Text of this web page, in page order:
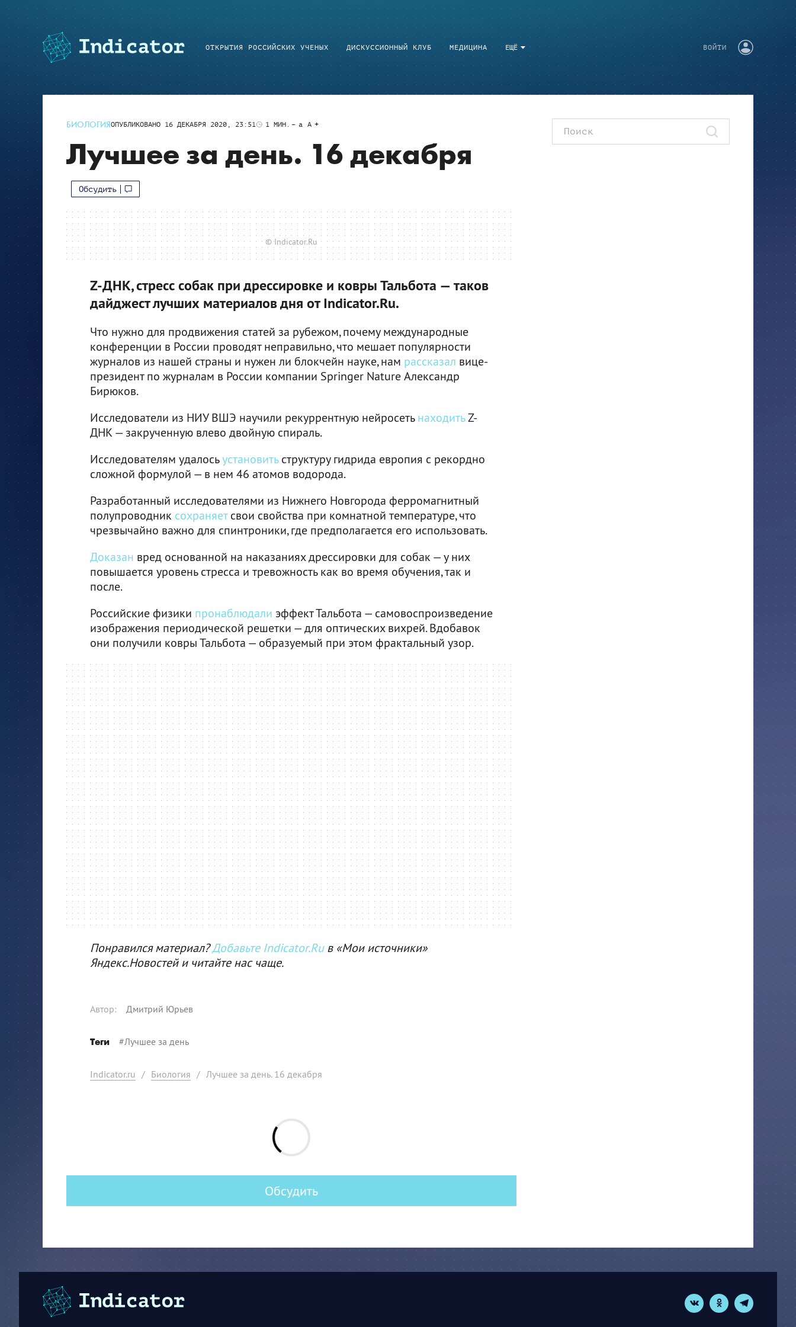
ЕЩЁ
ОТКРЫТИЯ РОССИЙСКИХ УЧЕНЫХ ДИСКУССИОННЫЙ КЛУБ МЕДИЦИНА ВОЙТИ
БИОЛОГИЯОПУБЛИКОВАНО 16 ДЕКАБРЯ 2020, 23:51 1 МИН. a A
Лучшее за день. 16 декабря
Обсудить
© Indicator.Ru
Z-ДНК, стресс собак при дрессировке и ковры Тальбота — таков
дайджест лучших материалов дня от Indicator.Ru.
Что нужно для продвижения статей за рубежом, почему международные
конференции в России проводят неправильно, что мешает популярности
журналов из нашей страны и нужен ли блокчейн науке, нам рассказал вице-
президент по журналам в России компании Springer Nature Александр
Бирюков.
Исследователи из НИУ ВШЭ научили рекуррентную нейросеть находитьZ-
ДНК — закрученную влево двойную спираль.
Исследователям удалосьустановитьструктуру гидрида европия с рекордно
сложной формулой — в нем 46 атомов водорода.
Разработанный исследователями из Нижнего Новгорода ферромагнитный
полупроводник сохраняетсвои свойства при комнатной температуре, что
чрезвычайно важно для спинтроники, где предполагается его использовать.
Доказан вред основанной на наказаниях дрессировки для собак — у них
повышается уровень стресса и тревожность как во время обучения, так и
после.
Российские физики пронаблюдали эффект Тальбота — самовоспроизведение
изображения периодической решетки — для оптических вихрей. Вдобавок
они получили ковры Тальбота — образуемый при этом фрактальный узор.
Понравился материал?Добавьте Indicator.Ruв «Мои источники»
Яндекс.Новостей и читайте нас чаще.
Автор: Дмитрий Юрьев
Теги #Лучшее за день
Indicator.ru / Биология / Лучшее за день. 16 декабря
Обсудить